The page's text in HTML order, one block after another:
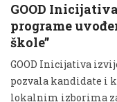
GOOD
programe
škole”
GOOD Inicijativa
pozvala kandidate i
lokalnim izborima